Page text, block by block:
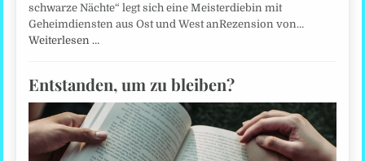
schwarze Nächte“ legt sich eine Meisterdiebin mit
Geheimdiensten aus Ost und West anRezension von…
Weiterlesen …
Entstanden, um zu bleiben?